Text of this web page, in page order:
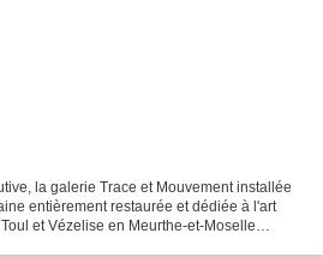
la galerie Trace et Mouvement installée
entièrement restaurée et dédiée à l'art
et Vézelise en Meurthe-et-Moselle